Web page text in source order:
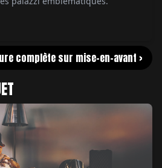
complète sur mise-en-avant >